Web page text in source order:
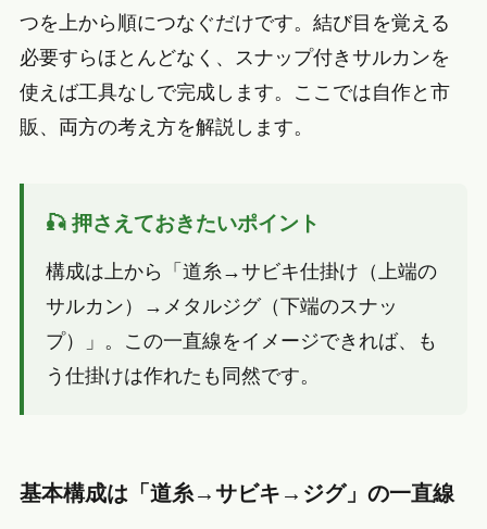
つを上から順につなぐだけです。結び目を覚える
必要すらほとんどなく、スナップ付きサルカンを
使えば工具なしで完成します。ここでは自作と市
販、両方の考え方を解説します。
🎣 押さえておきたいポイント
構成は上から「道糸→サビキ仕掛け（上端の
サルカン）→メタルジグ（下端のスナッ
プ）」。この一直線をイメージできれば、も
う仕掛けは作れたも同然です。
基本構成は「道糸→サビキ→ジグ」の一直線